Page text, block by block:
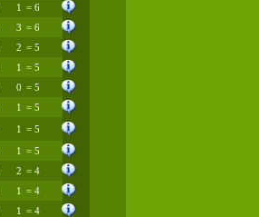
1 = 6
3 = 6
2 = 5
1 = 5
0 = 5
1 = 5
1 = 5
1 = 5
2 = 4
1 = 4
1 = 4